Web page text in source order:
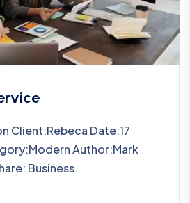
Client:Rebeca Date:17
Author:Mark
Business